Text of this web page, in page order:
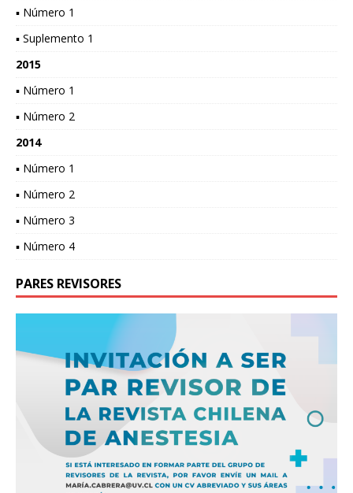
▪ Número 1
▪ Suplemento 1
2015
▪ Número 1
▪ Número 2
2014
▪ Número 1
▪ Número 2
▪ Número 3
▪ Número 4
PARES REVISORES